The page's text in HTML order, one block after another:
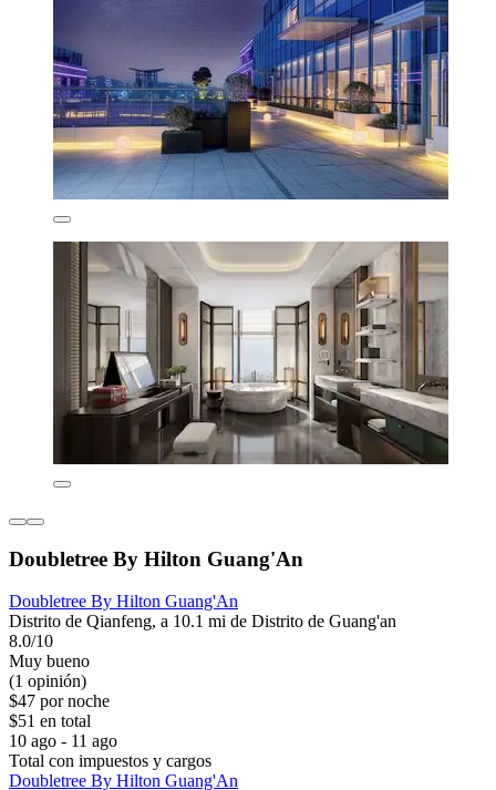
Doubletree By Hilton Guang'An
Doubletree By Hilton Guang'An
Distrito de Qianfeng, a 10.1 mi de Distrito de Guang'an
8.0/10
Muy bueno
(1 opinión)
$47 por noche
$51 en total
10 ago - 11 ago
Total con impuestos y cargos
Doubletree By Hilton Guang'An